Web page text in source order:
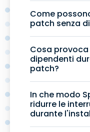
Come
patch senza
Cosa
dipendenti
patch?
In che modo
ridurre le
durante